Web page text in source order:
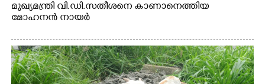
മുഖ്യമന്ത്രി വി.ഡി.സതീശനെ കാണാനെത്തിയ
മോഹനൻ നായർ